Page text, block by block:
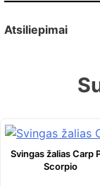
Atsiliepimai
Svingas žalias Carp
Scorpio